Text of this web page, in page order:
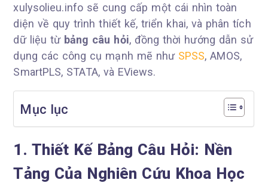
xulysolieu.info sẽ cung cấp một cái nhìn toàn
diện về quy trình thiết kế, triển khai, và phân tích
dữ liệu từ bảng câu hỏi, đồng thời hướng dẫn sử
dụng các công cụ mạnh mẽ như SPSS, AMOS,
SmartPLS, STATA, và EViews.
Mục lục
1. Thiết Kế Bảng Câu Hỏi: Nền
Tảng Của Nghiên Cứu Khoa Học